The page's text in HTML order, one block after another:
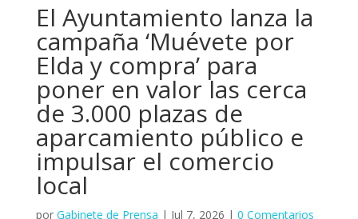
El Ayuntamiento lanza la
campaña ‘Muévete por
Elda y compra’ para
poner en valor las cerca
de 3.000 plazas de
aparcamiento público e
impulsar el comercio
local
por Gabinete de Prensa | Jul 7, 2026 | 0 Comentarios